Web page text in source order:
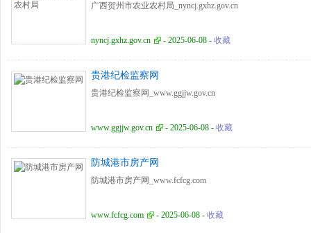
广西贺州市农业农村局_nyncj.gxhz.gov.cn
nyncj.gxhz.gov.cn - 2025-06-08 - 收藏
贵港纪检监察网
贵港纪检监察网_www.ggjjw.gov.cn
www.ggjjw.gov.cn - 2025-06-08 - 收藏
防城港市房产网
防城港市房产网_www.fcfcg.com
www.fcfcg.com - 2025-06-08 - 收藏